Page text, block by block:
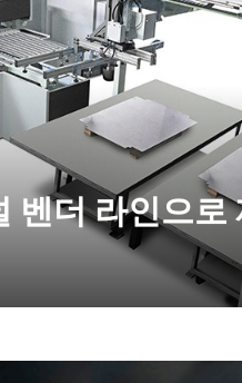
벤더 라인으로